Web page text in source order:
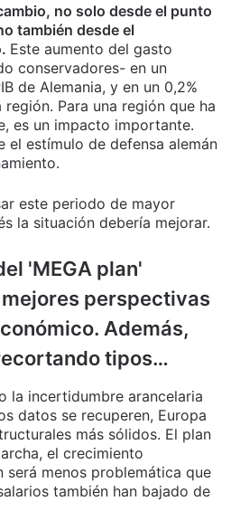
no solo desde el punto
también desde el
Este aumento del gasto
conservadores- en un
de Alemania, y en un 0,2%
Para una región que ha
es un impacto importante.
el estímulo de defensa alemán
este periodo de mayor
la situación debería mejorar.
'MEGA plan'
perspectivas
Además,
tipos…
la incertidumbre arancelaria
datos se recuperen, Europa
más sólidos. El plan
el crecimiento
será menos problemática que
también han bajado de